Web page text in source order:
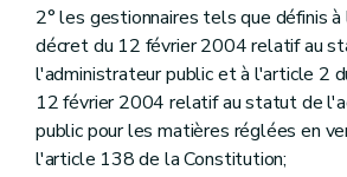
2° les gestionnaires tels que définis
décret du 12 février 2004 relatif au
l'administrateur public et à l'article 2
12 février 2004 relatif au statut de
public pour les matières réglées en
l'article 138 de la Constitution;